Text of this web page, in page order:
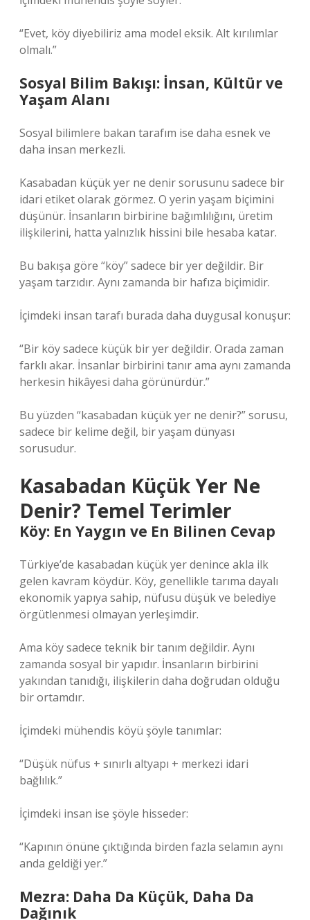
“Evet, köy diyebiliriz ama model eksik. Alt kırılımlar
olmalı.”
Sosyal Bilim Bakışı: İnsan, Kültür ve
Yaşam Alanı
Sosyal bilimlere bakan tarafım ise daha esnek ve
daha insan merkezli.
Kasabadan küçük yer ne denir sorusunu sadece bir
idari etiket olarak görmez. O yerin yaşam biçimini
düşünür. İnsanların birbirine bağımlılığını, üretim
ilişkilerini, hatta yalnızlık hissini bile hesaba katar.
Bu bakışa göre “köy” sadece bir yer değildir. Bir
yaşam tarzıdır. Aynı zamanda bir hafıza biçimidir.
İçimdeki insan tarafı burada daha duygusal konuşur:
“Bir köy sadece küçük bir yer değildir. Orada zaman
farklı akar. İnsanlar birbirini tanır ama aynı zamanda
herkesin hikâyesi daha görünürdür.”
Bu yüzden “kasabadan küçük yer ne denir?” sorusu,
sadece bir kelime değil, bir yaşam dünyası
sorusudur.
Kasabadan Küçük Yer Ne
Denir? Temel Terimler
Köy: En Yaygın ve En Bilinen Cevap
Türkiye’de kasabadan küçük yer denince akla ilk
gelen kavram köydür. Köy, genellikle tarıma dayalı
ekonomik yapıya sahip, nüfusu düşük ve belediye
örgütlenmesi olmayan yerleşimdir.
Ama köy sadece teknik bir tanım değildir. Aynı
zamanda sosyal bir yapıdır. İnsanların birbirini
yakından tanıdığı, ilişkilerin daha doğrudan olduğu
bir ortamdır.
İçimdeki mühendis köyü şöyle tanımlar:
“Düşük nüfus + sınırlı altyapı + merkezi idari
bağlılık.”
İçimdeki insan ise şöyle hisseder:
“Kapının önüne çıktığında birden fazla selamın aynı
anda geldiği yer.”
Mezra: Daha Da Küçük, Daha Da
Dağınık